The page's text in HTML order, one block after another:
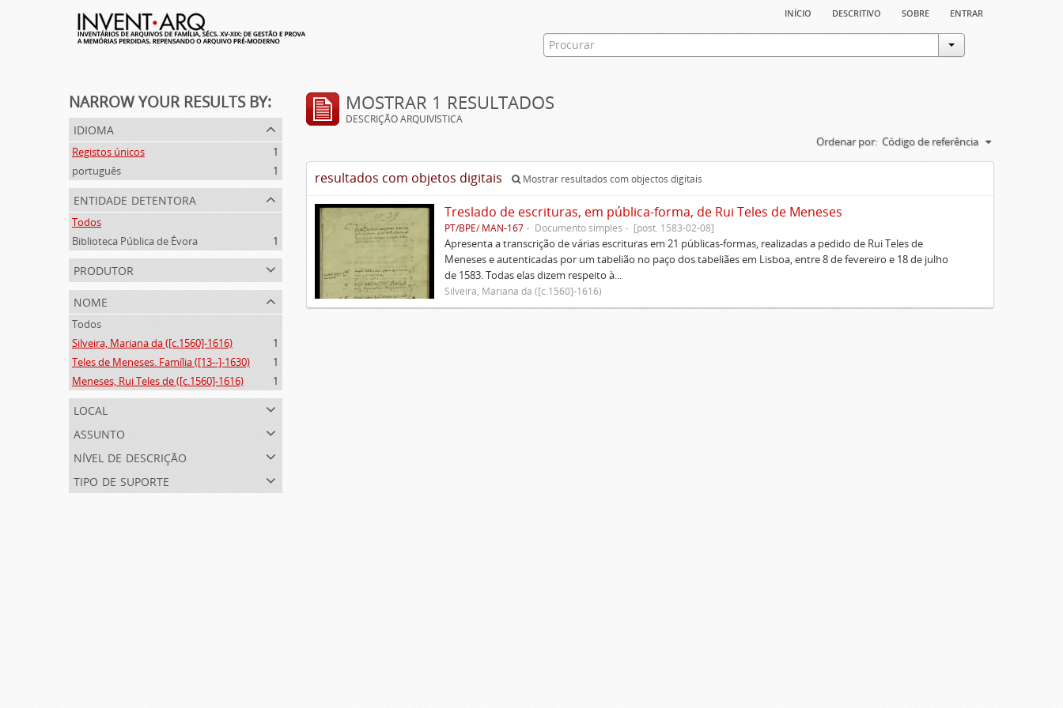
início descritivo sobre entrar
NARROW YOUR RESULTS BY:
idioma
Registos únicos
1
português
1
entidade detentora
Todos
Biblioteca Pública de Évora
1
produtor
nome
Todos
Silveira, Mariana da ([c.1560]-1616)
1
Teles de Meneses. Família ([13--]-1630)
1
Meneses, Rui Teles de ([c.1560]-1616)
1
local
assunto
nível de descrição
tipo de suporte
MOSTRAR 1 RESULTADOS
DESCRIÇÃO ARQUIVÍSTICA
Ordenar por: Código de referência
resultados com objetos digitais Mostrar resultados com objectos digitais
Treslado de escrituras, em pública-forma, de Rui Teles de Meneses
PT/BPE/ MAN-167 Documento simples [post. 1583-02-08]
Apresenta a transcrição de várias escrituras em 21 públicas-formas, realizadas a pedido de Rui Teles de
Meneses e autenticadas por um tabelião no paço dos tabeliães em Lisboa, entre 8 de fevereiro e 18 de julho
de 1583. Todas elas dizem respeito à...
Silveira, Mariana da ([c.1560]-1616)